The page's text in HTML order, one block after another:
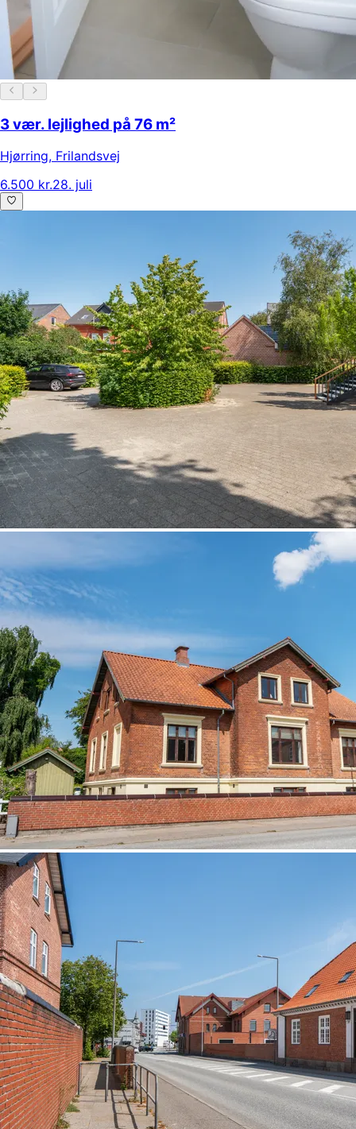
3 vær. lejlighed på 76 m²
Hjørring, Frilandsvej
6.500 kr.28. juli